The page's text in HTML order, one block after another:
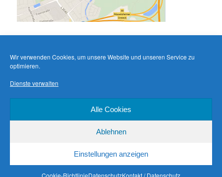
Wir verwenden Cookies, um unsere Website und unseren Service zu
optimieren.
Dienste verwalten
Alle Cookies
Ablehnen
Einstellungen anzeigen
Cookie-RichtlinieDatenschutzKontakt / Datenschutz
Datenschutz Stolz präsentiert von WordPress